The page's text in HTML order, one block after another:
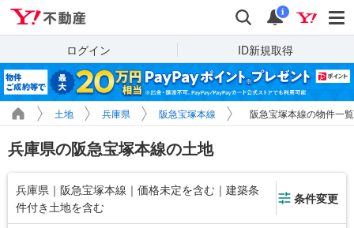
検索 通知
i
ログイン ID新規取得
土地 兵庫県 阪急宝塚本線 阪急宝塚本線の物件一覧
兵庫県の阪急宝塚本線の土地
兵庫県｜阪急宝塚本線｜価格未定を含む｜建築条
件付き土地を含む
条件変更